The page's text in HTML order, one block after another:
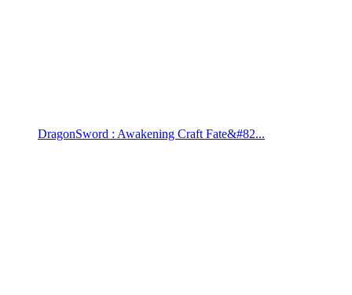
DragonSword : Awakening Craft Fate&#82...